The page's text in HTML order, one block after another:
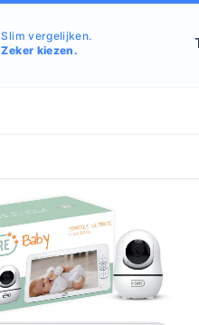
Slim vergelijken.
Zeker kiezen.